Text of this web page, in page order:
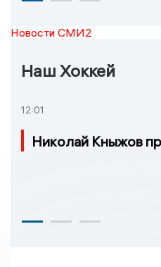
Новости СМИ2
Наш Хоккей
12:01
Николай Кныжов